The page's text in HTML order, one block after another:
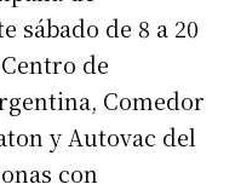
sábado de 8 a 20
de
Comedor
y Autovac del
con